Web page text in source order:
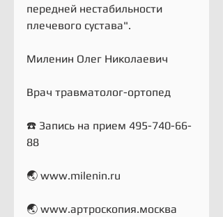
передней нестабильности
плечевого сустава".
Миленин Олег Николаевич
Врач травматолог-ортопед
☎️ Запись на прием 495-740-66-
88
🌏 www.milenin.ru
🌏 www.артроскопия.москва